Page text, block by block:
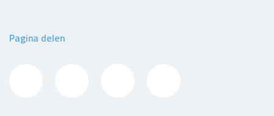
Pagina delen